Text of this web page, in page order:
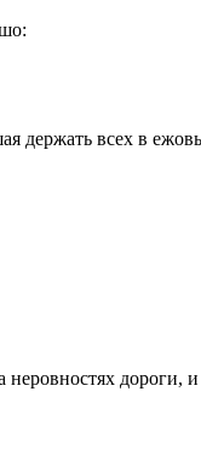
держать всех в
дороги, и